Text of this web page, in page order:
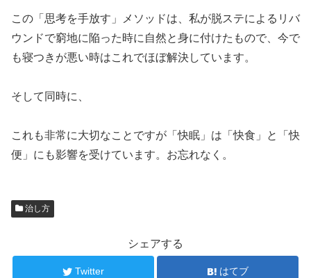
この「思考を手放す」メソッドは、私が脱ステによるリバ
ウンドで窮地に陥った時に自然と身に付けたもので、今で
も寝つきが悪い時はこれでほぼ解決しています。
そして同時に、
これも非常に大切なことですが「快眠」は「快食」と「快
便」にも影響を受けています。お忘れなく。
治し方
シェアする
Twitter はてブ